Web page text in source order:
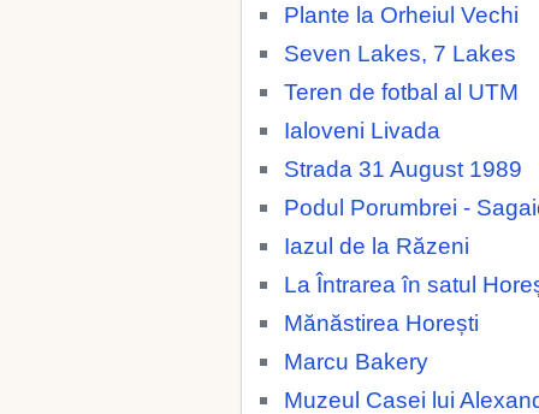
Plante la Orheiul Vechi
Seven Lakes, 7 Lakes
Teren de fotbal al UTM
Ialoveni Livada
Strada 31 August 1989
Podul Porumbrei -
Iazul de la Răzeni
La Întrarea în satul
Mănăstirea Horești
Marcu Bakery
Muzeul Casei lui